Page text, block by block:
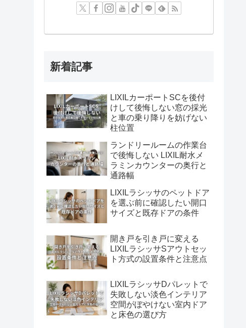
新着記事
LIXILカーポートSCを後付
けして後悔しない窓の採光
と車の乗り降りを妨げない
柱位置
ランドリールームの作業台
で後悔しない LIXIL耐水メ
ラミンカウンターの奥行と
通路幅
LIXILラシッサのペットドア
を選ぶ前に確認したい開口
サイズと既存ドアの条件
開き戸を引き戸に変える
LIXILラシッサSアウトセッ
ト方式の設置条件と注意点
LIXILラシッサDパレットで
失敗しない淡色インテリア
空間がぼやけない室内ドア
と床色の選び方